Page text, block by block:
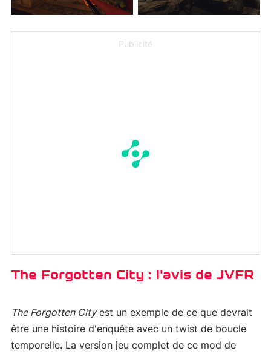
Publicité
The Forgotten City : l'avis de JVFR
The Forgotten Cityest un exemple de ce que devrait
être une histoire d'enquête avec un twist de boucle
temporelle. La version jeu complet de ce mod de